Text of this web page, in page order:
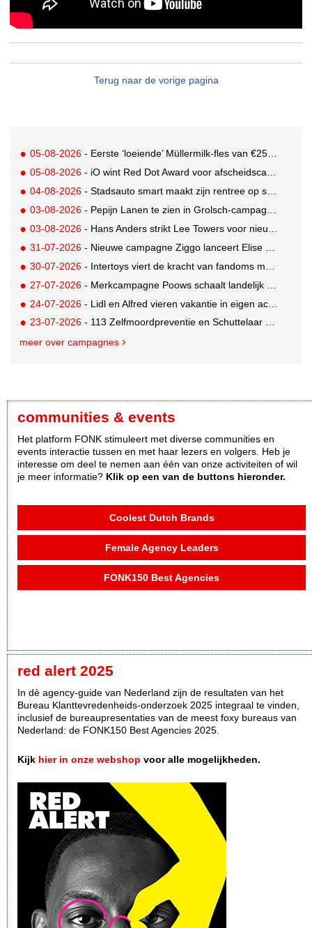
Terug naar de vorige pagina
05-08-2026 - Eerste ‘loeiende’ Müllermilk-fles van €25.000,- gevonden
05-08-2026 - iO wint Red Dot Award voor afscheidscampagne Peter Houtman bij Feyenoord
04-08-2026 - Stadsauto smart maakt zijn rentree op straat met een wereldwijde muurschilderingcampagne
03-08-2026 - Pepijn Lanen te zien in Grolsch-campagne voor nieuwe Grolsch CAL
03-08-2026 - Hans Anders strikt Lee Towers voor nieuwe campagne
31-07-2026 - Nieuwe campagne Ziggo lanceert Elise Schaap als expert over de Nederlandse voetbalbeleving
30-07-2026 - Intertoys viert de kracht van fandoms met nieuwe social media campagne rondom Olivia Rodrigo
27-07-2026 - Merkcampagne Poows schaalt landelijk op met gerichte Out of Home strategie
24-07-2026 - Lidl en Alfred vieren vakantie in eigen achtertuin
23-07-2026 - 113 Zelfmoordpreventie en Schuttelaar & Partners richten bewustwordingscampagne op mannen
meer over campagnes
communities & events
Het platform FONK stimuleert met diverse communities en
events interactie tussen en met haar lezers en volgers. Heb je
interesse om deel te nemen aan één van onze activiteiten of wil
je meer informatie? Klik op een van de buttons hieronder.
Coolest Dutch Brands
Female Agency Leaders
FONK150 Best Agencies
red alert 2025
In dè agency-guide van Nederland zijn de resultaten van het
Bureau Klanttevredenheids-onderzoek 2025 integraal te vinden,
inclusief de bureaupresentaties van de meest foxy bureaus van
Nederland: de FONK150 Best Agencies 2025.
Kijk hier in onze webshop voor alle mogelijkheden.